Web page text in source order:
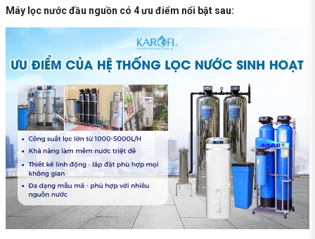
Máy lọc nước đầu nguồn có 4 ưu điểm nổi bật sau: